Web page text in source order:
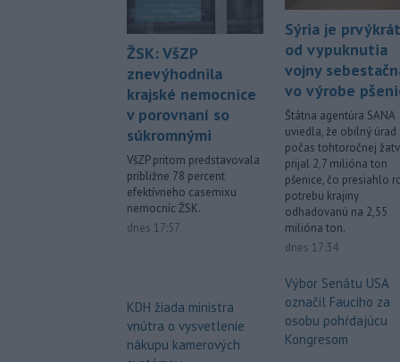
ŽSK: VšZP
znevýhodnila
krajské nemocnice
v porovnaní so
súkromnými
VšZP pritom predstavovala
približne 78 percent
efektívneho casemixu
nemocníc ŽSK.
dnes 17:57
KDH žiada ministra
vnútra o vysvetlenie
nákupu kamerových
Sýria je prvýkrát
od vypuknutia
vojny
vo výrobe
Štátna agentúra SANA
uviedla, že obilný úrad
počas tohtoročnej
prijal 2,7 milióna ton
pšenice, čo presiahlo
potrebu krajiny
odhadovanú na 2,55
milióna ton.
dnes 17:34
Výbor Senátu USA
označil Fauciho za
osobu pohŕdajúcu
Kongresom